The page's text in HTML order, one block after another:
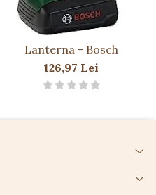
ani+
mici și necesită
adulte.
de a oferi jucăria
Lanterna - Bosch
126,97 Lei